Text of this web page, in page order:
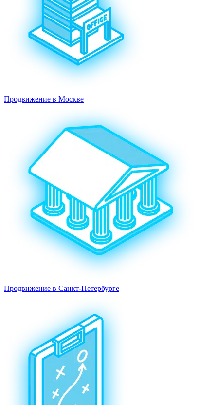
Продвижение в Москве
Продвижение в Санкт-Петербурге